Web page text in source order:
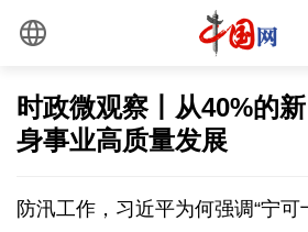
时政微观察丨从40%的
身事业高质量发展
防汛工作，习近平为何强调“宁可